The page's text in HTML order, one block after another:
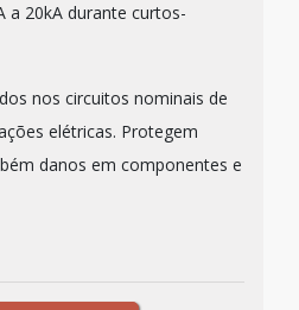
a 20kA durante curtos-
nos circuitos nominais de
elétricas. Protegem
danos em componentes e